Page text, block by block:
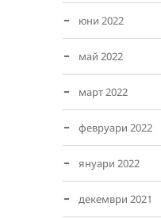
юни 2022
май 2022
март 2022
февруари 2022
януари 2022
декември 2021